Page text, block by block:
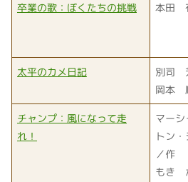
卒業の歌：ぼくたちの挑戦 本田
太平のカメ日記
別司
岡本
チャンプ：風になって走
れ！
マー
トン
／作
もき